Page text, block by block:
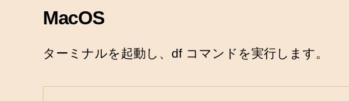
MacOS
ターミナルを起動し、df コマンドを実行します。